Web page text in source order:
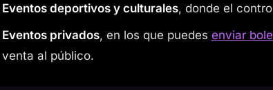
Eventos deportivos y culturales, donde el
Eventos privados, en los que puedes enviar
venta al público.